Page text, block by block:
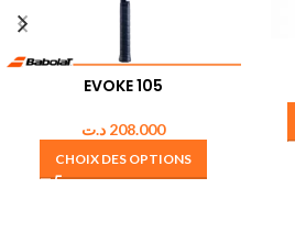
EVOKE 105
208.000 د.ت
CHOIX DES OPTIONS